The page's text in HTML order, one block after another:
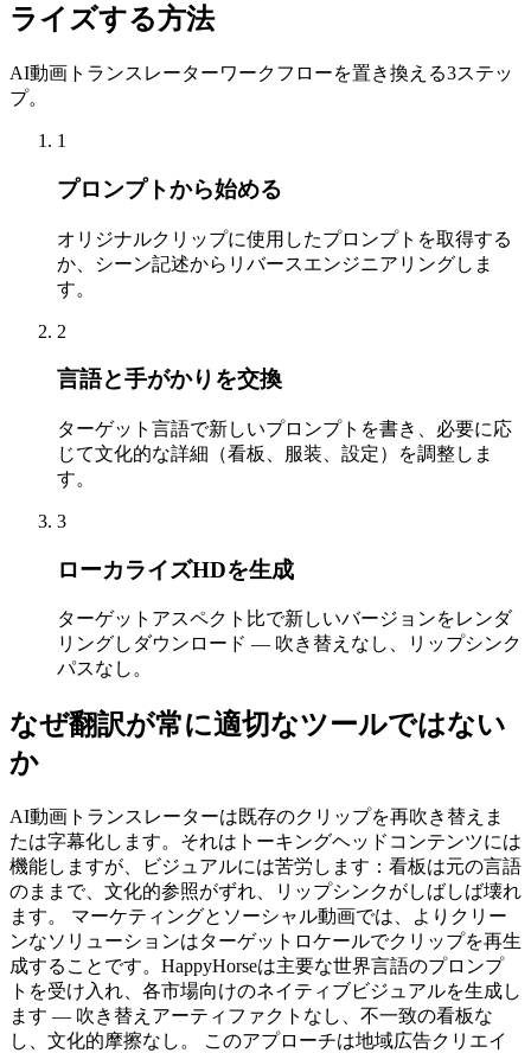
ライズする方法
AI動画トランスレーターワークフローを置き換える3ステッ
プ。
1
プロンプトから始める
オリジナルクリップに使用したプロンプトを取得する
か、シーン記述からリバースエンジニアリングしま
す。
2
言語と手がかりを交換
ターゲット言語で新しいプロンプトを書き、必要に応
じて文化的な詳細（看板、服装、設定）を調整しま
す。
3
ローカライズHDを生成
ターゲットアスペクト比で新しいバージョンをレンダ
リングしダウンロード — 吹き替えなし、リップシンク
パスなし。
なぜ翻訳が常に適切なツールではない
か
AI動画トランスレーターは既存のクリップを再吹き替えま
たは字幕化します。それはトーキングヘッドコンテンツには
機能しますが、ビジュアルには苦労します：看板は元の言語
のままで、文化的参照がずれ、リップシンクがしばしば壊れ
ます。 マーケティングとソーシャル動画では、よりクリー
ンなソリューションはターゲットロケールでクリップを再生
成することです。HappyHorseは主要な世界言語のプロンプ
トを受け入れ、各市場向けのネイティブビジュアルを生成し
ます — 吹き替えアーティファクトなし、不一致の看板な
し、文化的摩擦なし。 このアプローチは地域広告クリエイ